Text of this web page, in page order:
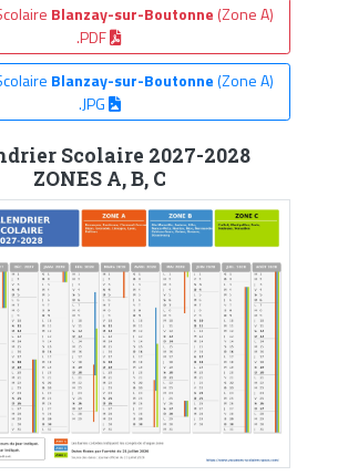
Blanzay-sur-Boutonne (Zone A)
.PDF
Blanzay-sur-Boutonne(Zone A)
.JPG
Scolaire 2027-2028
ZONES A, B, C